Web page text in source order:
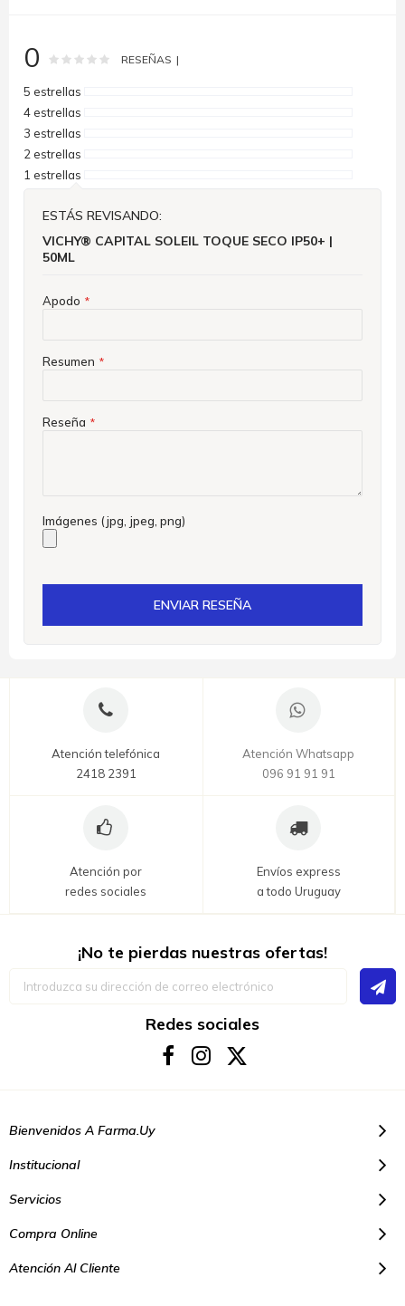
0 Rating: % of100
RESEÑAS
5 estrellas
4 estrellas
3 estrellas
2 estrellas
1 estrellas
ESTÁS REVISANDO:
VICHY® CAPITAL SOLEIL TOQUE SECO IP50+ |
50ML
Apodo
Resumen
Reseña
Imágenes (jpg, jpeg, png)
ENVIAR RESEÑA
Atención telefónica
2418 2391
Atención Whatsapp
096 91 91 91
Atención por
redes sociales
Envíos express
a todo Uruguay
¡No te pierdas nuestras ofertas!
Redes sociales
Bienvenidos A Farma.uy
Institucional
Servicios
Compra Online
Atención Al Cliente